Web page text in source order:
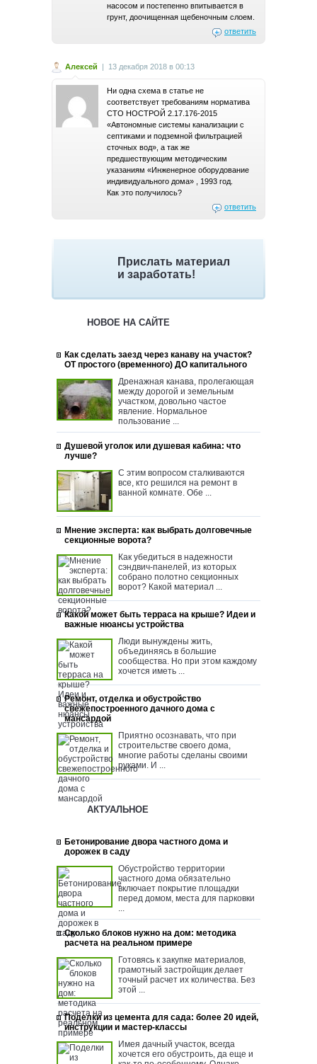
насосом и постепенно впитывается в
грунт, доочищенная щебеночным слоем.
ответить
Алексей | 13 декабря 2018 в 00:13
Ни одна схема в статье не
соответствует требованиям норматива
СТО НОСТРОЙ 2.17.176-2015
«Автономные системы канализации с
септиками и подземной фильтрацией
сточных вод», а так же
предшествующим методическим
указаниям «Инженерное оборудование
индивидуального дома» , 1993 год.
Как это получилось?
ответить
Прислать материал
и заработать!
НОВОЕ НА САЙТЕ
Как сделать заезд через канаву на участок?
ОТ простого (временного) ДО капитального
Дренажная канава, пролегающая
между дорогой и земельным
участком, довольно частое
явление. Нормальное
пользование ...
Душевой уголок или душевая кабина: что
лучше?
С этим вопросом сталкиваются
все, кто решился на ремонт в
ванной комнате. Обе ...
Мнение эксперта: как выбрать долговечные
секционные ворота?
Как убедиться в надежности
сэндвич-панелей, из которых
собрано полотно секционных
ворот? Какой материал ...
Какой может быть терраса на крыше? Идеи и
важные нюансы устройства
Люди вынуждены жить,
объединяясь в большие
сообщества. Но при этом каждому
хочется иметь ...
Ремонт, отделка и обустройство
свежепостроенного дачного дома с
мансардой
Приятно осознавать, что при
строительстве своего дома,
многие работы сделаны своими
руками. И ...
АКТУАЛЬНОЕ
Бетонирование двора частного дома и
дорожек в саду
Обустройство территории
частного дома обязательно
включает покрытие площадки
перед домом, места для парковки
Сколько блоков нужно на дом: методика
расчета на реальном примере
Готовясь к закупке материалов,
грамотный застройщик делает
точный расчет их количества. Без
этой ...
Поделки из цемента для сада: более 20 идей,
инструкции и мастер-классы
Имея дачный участок, всегда
хочется его обустроить, да еще и